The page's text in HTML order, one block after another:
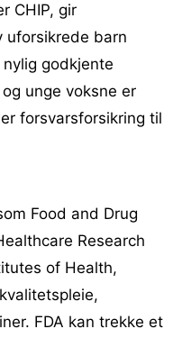
CHIP, gir
uforsikrede barn
godkjente
unge voksne er
forsvarsforsikring til
Food and Drug
Research
of Health,
FDA kan trekke et